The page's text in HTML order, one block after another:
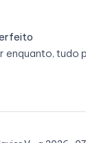
enquanto, tudo